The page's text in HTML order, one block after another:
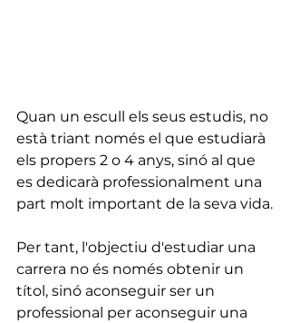
Quan un escull els seus estudis, no
està triant només el que estudiarà
els propers 2 o 4 anys, sinó al que
es dedicarà professionalment una
part molt important de la seva vida.
Per tant, l'objectiu d'estudiar una
carrera no és només obtenir un
títol, sinó aconseguir ser un
professional per aconseguir una